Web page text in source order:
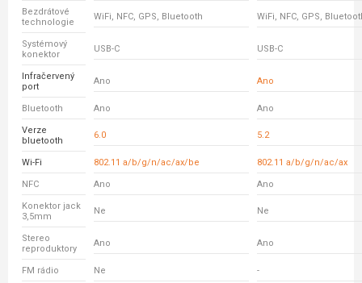
Bezdrátové
technologie
WiFi, NFC, GPS, Bluetooth WiFi, NFC, GPS,
Systémový
konektor
USB-C USB-C
Infračervený
port
Ano Ano
Bluetooth Ano Ano
Verze
bluetooth
6.0 5.2
Wi-Fi 802.11 a/b/g/n/ac/ax/be 802.11 a/b/g/n/ac/ax
NFC Ano Ano
Konektor jack
3,5mm
Ne Ne
Stereo
reproduktory
Ano Ano
FM rádio Ne -